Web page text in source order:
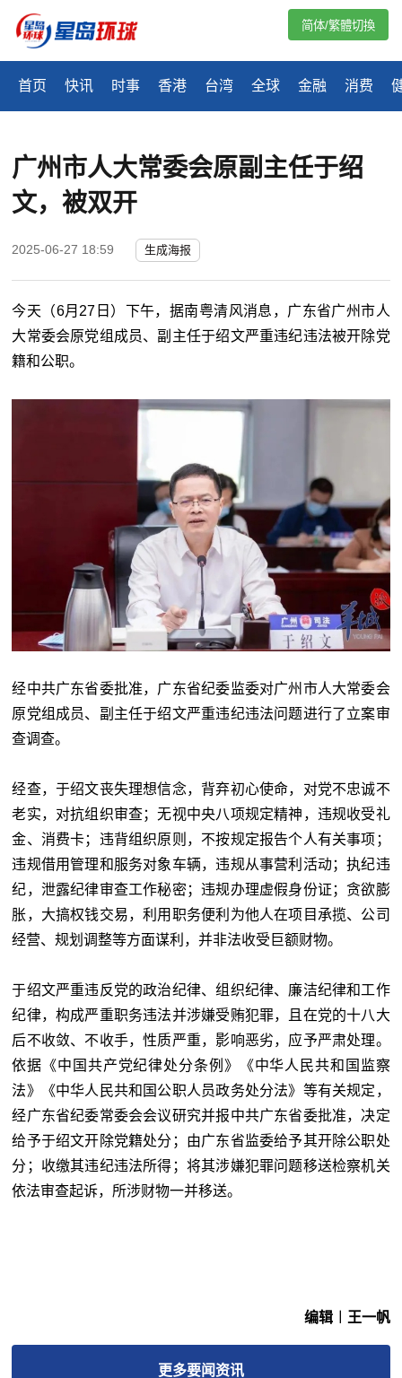
首页 快讯 时事 香港 台湾 全球 金融 消费
简体/繁體切換
广州市人大常委会原副主任于绍
文，被双开
2025-06-27 18:59 生成海报
今天（6月27日）下午，据南粤清风消息，广东省广州市人
大常委会原党组成员、副主任于绍文严重违纪违法被开除党
籍和公职。
经中共广东省委批准，广东省纪委监委对广州市人大常委会
原党组成员、副主任于绍文严重违纪违法问题进行了立案审
查调查。
经查，于绍文丧失理想信念，背弃初心使命，对党不忠诚不
老实，对抗组织审查；无视中央八项规定精神，违规收受礼
金、消费卡；违背组织原则，不按规定报告个人有关事项；
违规借用管理和服务对象车辆，违规从事营利活动；执纪违
纪，泄露纪律审查工作秘密；违规办理虚假身份证；贪欲膨
胀，大搞权钱交易，利用职务便利为他人在项目承揽、公司
经营、规划调整等方面谋利，并非法收受巨额财物。
于绍文严重违反党的政治纪律、组织纪律、廉洁纪律和工作
纪律，构成严重职务违法并涉嫌受贿犯罪，且在党的十八大
后不收敛、不收手，性质严重，影响恶劣，应予严肃处理。
依据《中国共产党纪律处分条例》《中华人民共和国监察
法》《中华人民共和国公职人员政务处分法》等有关规定，
经广东省纪委常委会会议研究并报中共广东省委批准，决定
给予于绍文开除党籍处分；由广东省监委给予其开除公职处
分；收缴其违纪违法所得；将其涉嫌犯罪问题移送检察机关
依法审查起诉，所涉财物一并移送。
编辑︱王一帆
更多要闻资讯